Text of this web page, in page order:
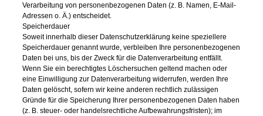
Verarbeitung von personenbezogenen Daten (z. B. Namen, E-Mail-
Adressen o. Ä.) entscheidet.
Speicherdauer
Soweit innerhalb dieser Datenschutzerklärung keine speziellere
Speicherdauer genannt wurde, verbleiben Ihre personenbezogenen
Daten bei uns, bis der Zweck für die Datenverarbeitung entfällt.
Wenn Sie ein berechtigtes Löschersuchen geltend machen oder
eine Einwilligung zur Datenverarbeitung widerrufen, werden Ihre
Daten gelöscht, sofern wir keine anderen rechtlich zulässigen
Gründe für die Speicherung Ihrer personenbezogenen Daten haben
(z. B. steuer- oder handelsrechtliche Aufbewahrungsfristen); im